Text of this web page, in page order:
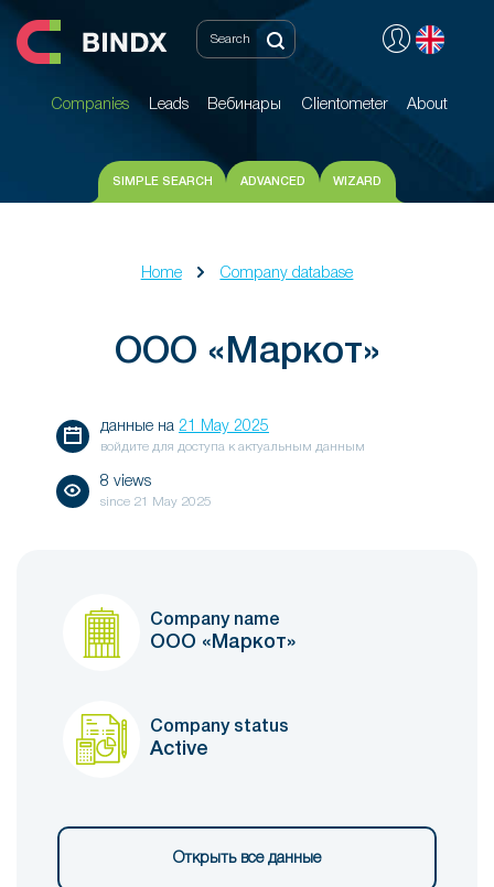
Companies Leads Вебинары Clientometer About
Companies Leads Вебинары Clientometer About
SIMPLE SEARCH ADVANCED WIZARD
Home Company database
ООО «Маркот»
данные на 21 May 2025
войдите для доступа к актуальным данным
8 views
since 21 May 2025
Company name
ООО «Маркот»
Company status
Active
Открыть все данные